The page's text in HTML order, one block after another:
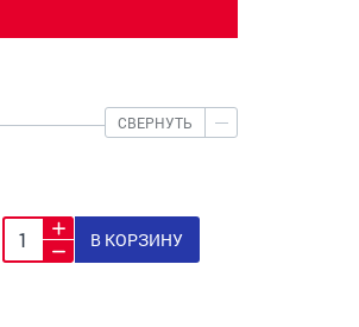
СВЕРНУТЬ
В КОРЗИНУ